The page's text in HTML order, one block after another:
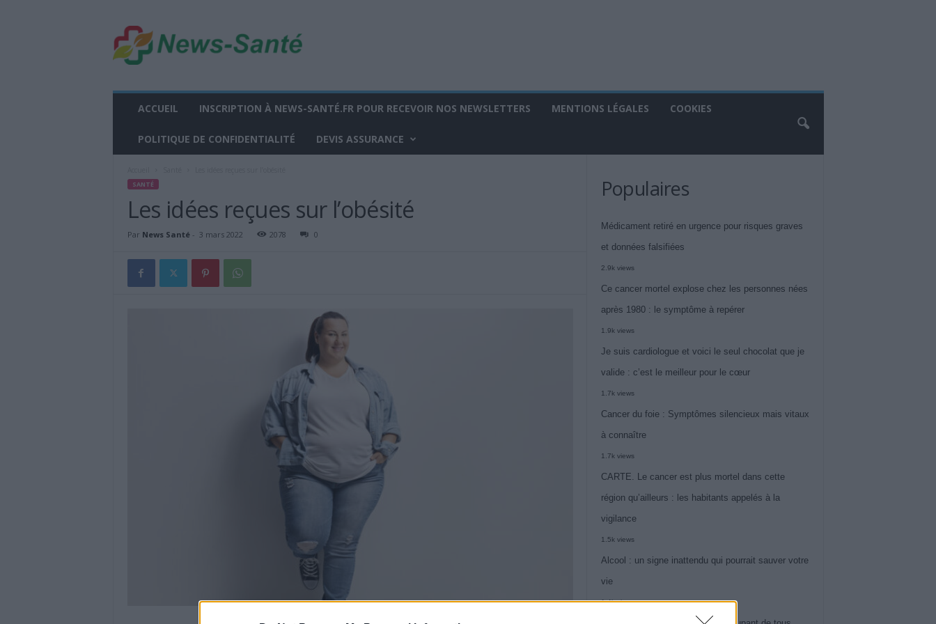
w
s
ACCUEIL INSCRIPTION À NEWS-SANTÉ.FR POUR RECEVOIR NOS NEWSLETTERS MENTIONS LÉGALES COOKIES
POLITIQUE DE CONFIDENTIALITÉ DEVIS ASSURANCE
SANTÉ
Les idées reçues sur l’obésité
Par News Santé- 3 mars 2022 2078 0
Populaires
Médicament retiré en urgence pour risques graves
et données falsifiées
2.9k views
Ce cancer mortel explose chez les personnes nées
après 1980 : le symptôme à repérer
1.9k views
Je suis cardiologue et voici le seul chocolat que je
valide : c’est le meilleur pour le cœur
1.7k views
Cancer du foie : Symptômes silencieux mais vitaux
à connaître
1.7k views
CARTE. Le cancer est plus mortel dans cette
région qu’ailleurs : les habitants appelés à la
vigilance
1.5k views
Alcool : un signe inattendu qui pourrait sauver votre
vie
1.4k views